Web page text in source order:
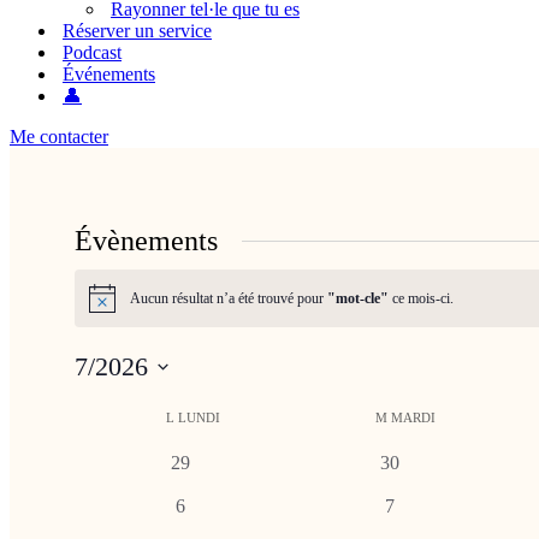
Rayonner tel·le que tu es
Réserver un service
Podcast
Événements
👤
Me contacter
Évènements
Notice Aucun résultat n’a été trouvé pour "mot-cle" ce mois-ci.
7/2026
Calendrier
L LUNDI M MARDI
0
29
0
30
0
6
0
7